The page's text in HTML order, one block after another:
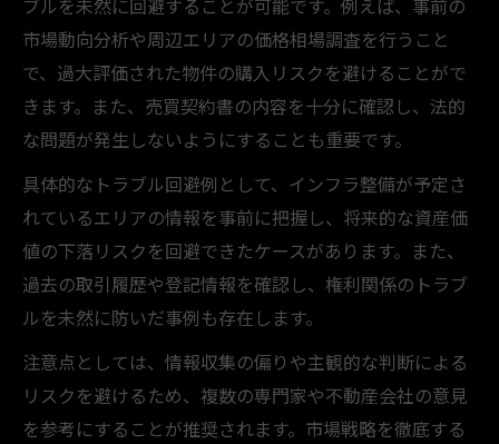
ブルを未然に回避することが可能です。例えば、事前の
市場動向分析や周辺エリアの価格相場調査を行うこと
で、過大評価された物件の購入リスクを避けることがで
きます。また、売買契約書の内容を十分に確認し、法的
な問題が発生しないようにすることも重要です。
具体的なトラブル回避例として、インフラ整備が予定さ
れているエリアの情報を事前に把握し、将来的な資産価
値の下落リスクを回避できたケースがあります。また、
過去の取引履歴や登記情報を確認し、権利関係のトラブ
ルを未然に防いだ事例も存在します。
注意点としては、情報収集の偏りや主観的な判断による
リスクを避けるため、複数の専門家や不動産会社の意見
を参考にすることが推奨されます。市場戦略を徹底する